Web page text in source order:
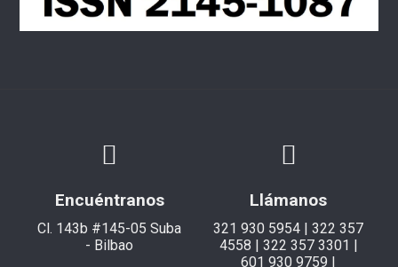
Encuéntranos
Cl. 143b #145-05 Suba
- Bilbao
Llámanos
321 930 5954 | 322 357
4558 | 322 357 3301 |
601 930 9759 |